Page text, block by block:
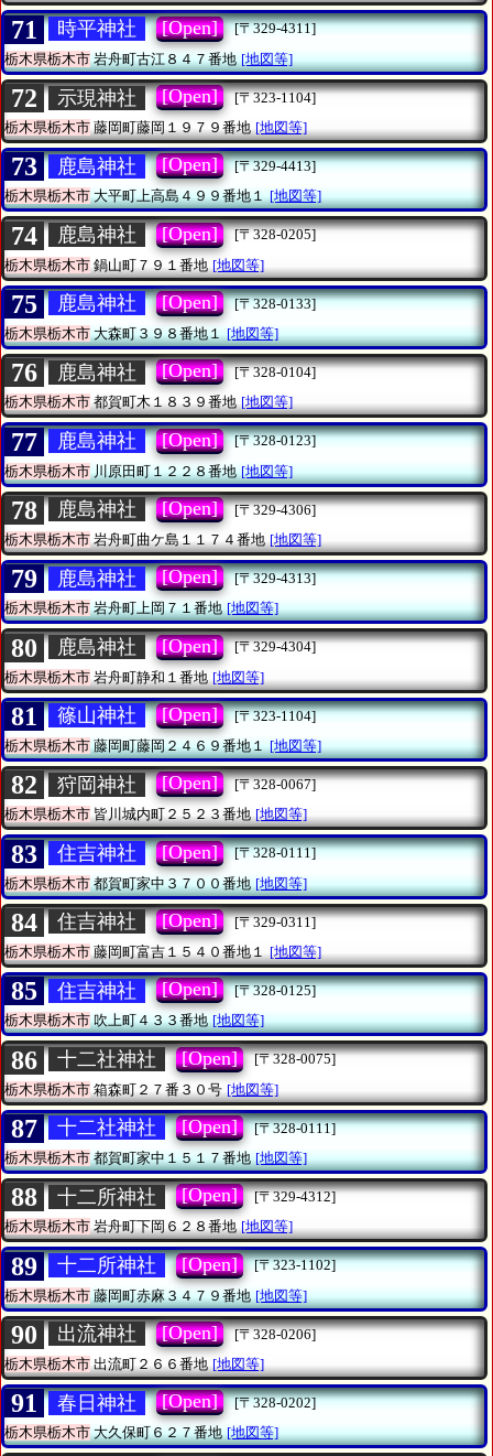
71 時平神社 [Open]
[〒329-4311]
栃木県栃木市岩舟町古江８４７番地 [地図等]
72 示現神社 [Open]
[〒323-1104]
栃木県栃木市藤岡町藤岡１９７９番地 [地図等]
73 鹿島神社 [Open]
[〒329-4413]
栃木県栃木市大平町上高島４９９番地１ [地図等]
74 鹿島神社 [Open]
[〒328-0205]
栃木県栃木市 鍋山町７９１番地 [地図等]
75 鹿島神社 [Open]
[〒328-0133]
栃木県栃木市大森町３９８番地１ [地図等]
76 鹿島神社 [Open]
[〒328-0104]
栃木県栃木市都賀町木１８３９番地 [地図等]
77 鹿島神社 [Open]
[〒328-0123]
栃木県栃木市川原田町１２２８番地 [地図等]
78 鹿島神社 [Open]
[〒329-4306]
栃木県栃木市 岩舟町曲ケ島１１７４番地 [地図等]
79 鹿島神社 [Open]
[〒329-4313]
栃木県栃木市岩舟町上岡７１番地 [地図等]
80 鹿島神社 [Open]
[〒329-4304]
栃木県栃木市 岩舟町静和１番地 [地図等]
81 篠山神社 [Open]
[〒323-1104]
栃木県栃木市藤岡町藤岡２４６９番地１ [地図等]
82 狩岡神社 [Open]
[〒328-0067]
栃木県栃木市皆川城内町２５２３番地 [地図等]
83 住吉神社 [Open]
[〒328-0111]
栃木県栃木市都賀町家中３７００番地 [地図等]
84 住吉神社 [Open]
[〒329-0311]
栃木県栃木市 藤岡町富吉１５４０番地１ [地図等]
85 住吉神社 [Open]
[〒328-0125]
栃木県栃木市吹上町４３３番地 [地図等]
86 十二社神社 [Open]
[〒328-0075]
栃木県栃木市 箱森町２７番３０号 [地図等]
87 十二社神社 [Open]
[〒328-0111]
栃木県栃木市都賀町家中１５１７番地 [地図等]
88 十二所神社 [Open]
[〒329-4312]
栃木県栃木市岩舟町下岡６２８番地 [地図等]
89 十二所神社 [Open]
[〒323-1102]
栃木県栃木市藤岡町赤麻３４７９番地 [地図等]
90 出流神社 [Open]
[〒328-0206]
栃木県栃木市 出流町２６６番地 [地図等]
91 春日神社 [Open]
[〒328-0202]
栃木県栃木市大久保町６２７番地 [地図等]